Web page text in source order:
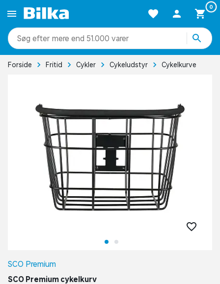
0
mere end 51.000 varer
Forside Fritid Cykler Cykeludstyr Cykelkurve
SCO Premium
SCO Premium cykelkurv